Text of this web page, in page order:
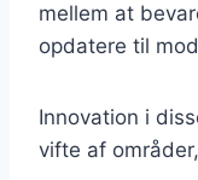
mellem at
opdatere til
Innovation i
vifte af